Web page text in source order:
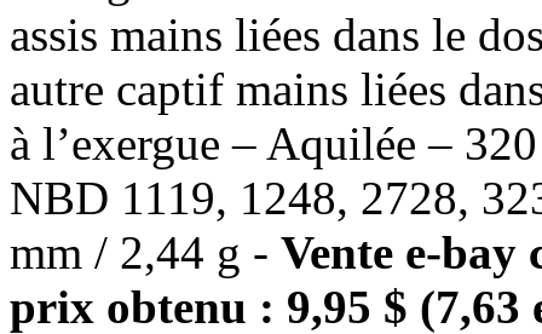
assis mains liées dans le
autre captif mains liées
à l’exergue – Aquilée –
NBD 1119, 1248, 2728,
mm / 2,44 g - Vente e-bay
prix obtenu : 9,95 $ (7,63